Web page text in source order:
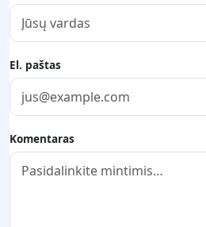
El. paštas
Komentaras